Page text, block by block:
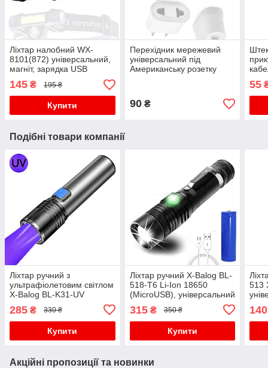
Ліхтар налобний WX-
8101(872) універсальний,
магніт, зарядка USB
145 ₴ 195 ₴
Купити
Перехідник мережевий
універсальний під
Американську розетку
90₴
55
Подібні товари компанії
Ліхтар ручний з
ультрафіолетовим світлом
X-Balog BL-K31-UV
285 ₴ 330 ₴
Купити
Ліхтар ручний X-Balog BL-
518-T6 Li-Ion 18650
(MicroUSB), універсальний
315₴ 350 ₴
Купити
513
140
Акційні пропозиції та новинки